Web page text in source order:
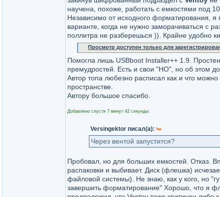
научена, похоже, работать с емкостями под
Независимо от исходного форматирования,
варианте, когда не нужно заморачиваться с
поллитра не разберешься )). Крайне удобно
Просмотр доступен только для
Помогла лишь USBboot Installer++ 1.9.
премудростей. Есть и свои "НО", но об этом
Автор топа любезно расписал как и что
пространстве.
Автору большое спасибо.
Добавлено спустя 7 минут 42 секунды:
Versingektor писал(а):
Через вентой запустится?
Пробовал, но для больших емкостей. Отказ.
распаковки и выбивает. Диск (флешка)
файловой системы). Не знаю, как у кого, но
завершить форматирование" Хорошо, что я